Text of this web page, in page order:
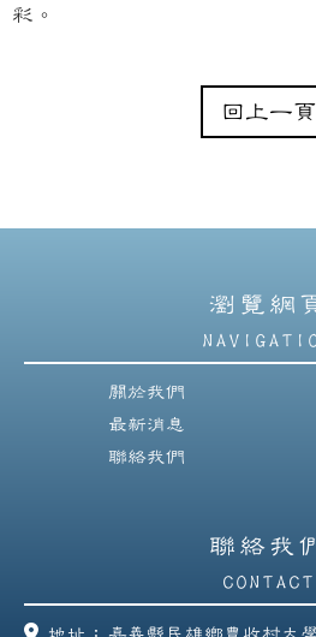
彩。
回上一頁
瀏覽網
關於我們
最新消息
聯絡我們
聯絡我
CONTACT